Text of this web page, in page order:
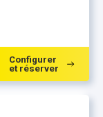
Configurer
et réserver